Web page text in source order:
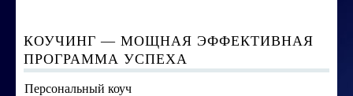
КОУЧИНГ — МОЩНАЯ ЭФФЕКТИВНАЯ
ПРОГРАММА УСПЕХА
Персональный коуч